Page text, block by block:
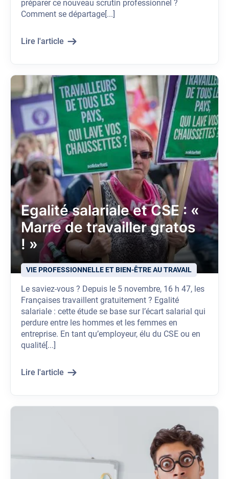
préparer ce nouveau scrutin professionnel ?
Comment se départage[...]
Lire l'article
Egalité salariale et CSE : «
Marre de travailler gratos
! »
VIE PROFESSIONNELLE ET BIEN-ÊTRE AU TRAVAIL
Le saviez-vous ? Depuis le 5 novembre, 16 h 47, les
Françaises travaillent gratuitement ? Egalité
salariale : cette étude se base sur l’écart salarial qui
perdure entre les hommes et les femmes en
entreprise. En tant qu’employeur, élu du CSE ou en
qualité[...]
Lire l'article